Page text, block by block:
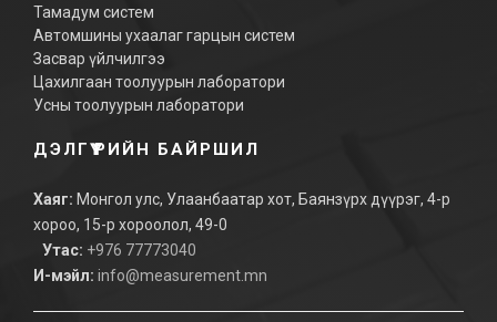
Тамадум систем
Автомшины ухаалаг гарцын систем
Засвар үйлчилгээ
Цахилгаан тоолуурын лаборатори
Усны тоолуурын лаборатори
ДЭЛГҮҮРИЙН БАЙРШИЛ
Хаяг: Монгол улс, Улаанбаатар хот, Баянзүрх дүүрэг, 4-р
хороо, 15-р хороолол, 49-0
Утас: +976 77773040
И-мэйл: info@measurement.mn